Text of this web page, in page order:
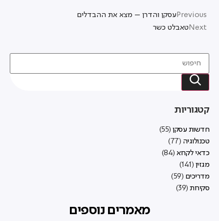
קטגוריות
חדשות עסקן (55)
טכנולוגיה (77)
כדאי לקרוא (84)
מגזין (141)
מדריכים (59)
סקירות (39)
מאמרים נוספים
Previousעסקן והדרן – מצא את ההבדלים
Next טאבלט כשר